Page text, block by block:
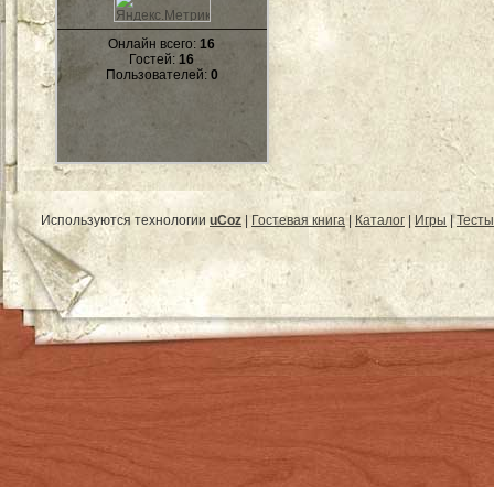
Онлайн всего:16
Гостей:16
Пользователей: 0
Используются технологии uCoz Гостевая книга| Каталог Игры |Тесты